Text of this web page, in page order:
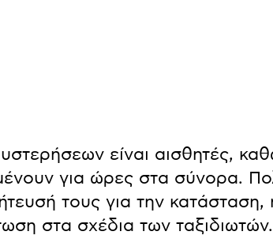
είναι αισθητές,
για ώρες στα σύνορα.
τους για την κατάσταση,
στα σχέδια των